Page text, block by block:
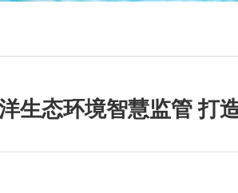
生态环境智慧监管 打